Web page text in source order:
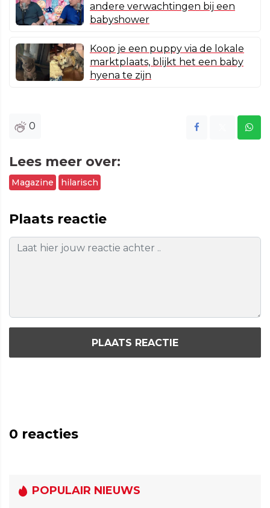
andere verwachtingen bij een
babyshower
Koop je een puppy via de lokale
marktplaats, blijkt het een baby
hyena te zijn
0
Lees meer over:
Magazine hilarisch
Plaats reactie
PLAATS REACTIE
0 reacties
POPULAIR NIEUWS